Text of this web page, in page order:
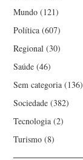
Mundo (121)
Política (607)
Regional (30)
Saúde (46)
Sem categoria (136)
Sociedade (382)
Tecnologia (2)
Turismo (8)